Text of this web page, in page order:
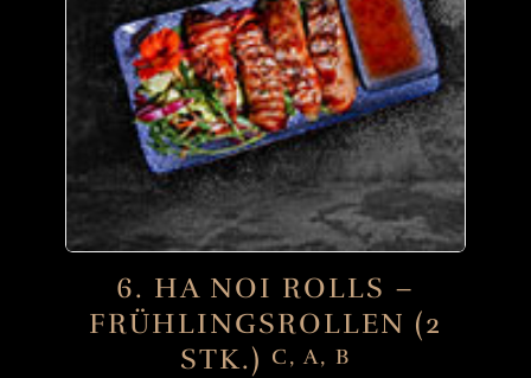
6. HA NOI ROLLS –
FRÜHLINGSROLLEN (2
STK.) C, A, B